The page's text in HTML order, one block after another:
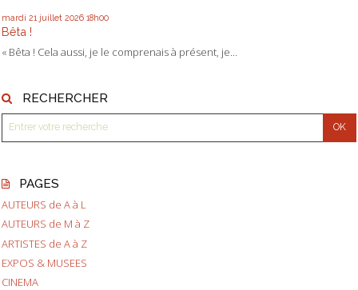
mardi 21 juillet 2026 18h00
Bêta !
« Bêta ! Cela aussi, je le comprenais à présent, je...
RECHERCHER
PAGES
AUTEURS de A à L
AUTEURS de M à Z
ARTISTES de A à Z
EXPOS & MUSEES
CINEMA